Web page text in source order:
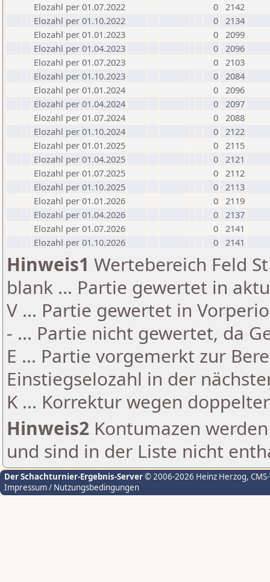
Elozahl per 01.07.2022
0 2142
Elozahl per 01.10.2022
0 2134
Elozahl per 01.01.2023
0 2099
Elozahl per 01.04.2023
0 2096
Elozahl per 01.07.2023
0 2103
Elozahl per 01.10.2023
0 2084
Elozahl per 01.01.2024
0 2096
Elozahl per 01.04.2024
0 2097
Elozahl per 01.07.2024
0 2088
Elozahl per 01.10.2024
0 2122
Elozahl per 01.01.2025
0 2115
Elozahl per 01.04.2025
0 2121
Elozahl per 01.07.2025
0 2112
Elozahl per 01.10.2025
0 2113
Elozahl per 01.01.2026
0 2119
Elozahl per 01.04.2026
0 2137
Elozahl per 01.07.2026
0 2141
Elozahl per 01.10.2026
0 2141
Hinweis1 Wertebereich Feld
blank ... Partie gewertet in
V ... Partie gewertet in
- ... Partie nicht gewertet, da
E ... Partie vorgemerkt zur
Einstiegselozahl in der
K ... Korrektur wegen
Hinweis2 Kontumazen
und sind in der Liste nicht
Der Schachturnier-Ergebnis-Server© 2006-2026 Heinz Herzog,
Impressum / Nutzungsbedingungen